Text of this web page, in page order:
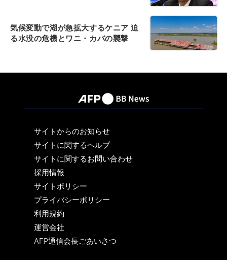
気候変動で湖が急拡大するケニア 迫
る水没の危機とワニ・カバの襲撃
サイトからのお知らせ
サイトに関するヘルプ
サイトに関するお問い合わせ
採用情報
サイトポリシー
プライバシーポリシー
利用規約
運営会社
AFP通信会長ごあいさつ